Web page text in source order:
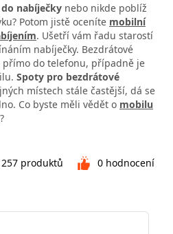
nabíječky nebo nikde poblíž
Potom jistě oceníte mobilní
. Ušetří vám řadu starostí
nabíječky. Bezdrátové
do telefonu, případně je
Spoty pro bezdrátové
místech stále častější, dá se
Co byste měli vědět o mobilu
?
257 produktů 0 hodnocení